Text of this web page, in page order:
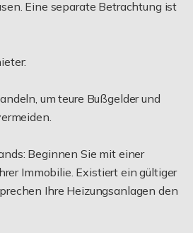
Eine separate Betrachtung ist
um teure Bußgelder und
Beginnen Sie mit einer
Immobilie. Existiert ein gültiger
Ihre Heizungsanlagen den